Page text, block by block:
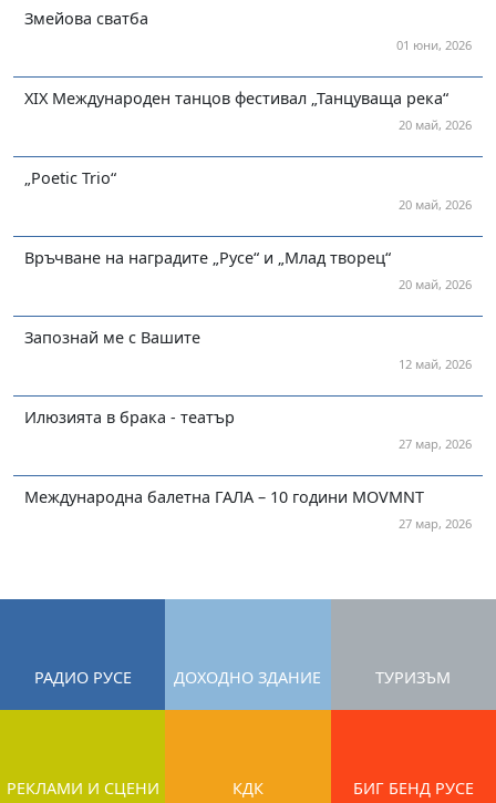
Змейова сватба
01 юни, 2026
XIX Международен танцов фестивал „Танцуваща река“
20 май, 2026
„Poetic Trio“
20 май, 2026
Връчване на наградите „Русе“ и „Млад творец“
20 май, 2026
Запознай ме с Вашите
12 май, 2026
Илюзията в брака - театър
27 мар, 2026
Международна балетна ГАЛА – 10 години MOVMNT
27 мар, 2026
РАДИО РУСЕ ДОХОДНО ЗДАНИЕ ТУРИЗЪМ
РЕКЛАМИ И СЦЕНИ КДК БИГ БЕНД РУСЕ